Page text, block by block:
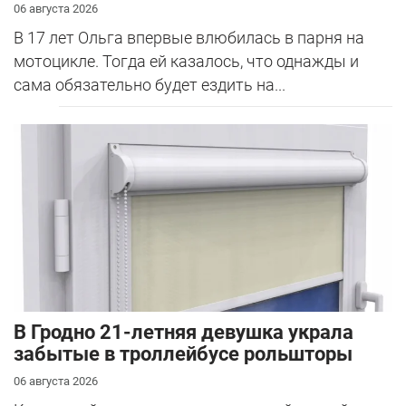
06 августа 2026
В 17 лет Ольга впервые влюбилась в парня на
мотоцикле. Тогда ей казалось, что однажды и
сама обязательно будет ездить на...
В Гродно 21-летняя девушка украла
забытые в троллейбусе рольшторы
06 августа 2026